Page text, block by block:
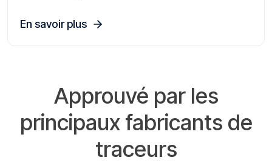
En savoir plus
Approuvé par les
principaux fabricants de
traceurs